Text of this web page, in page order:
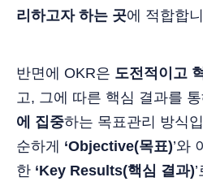
리하고자 하는 곳에 적합합
반면에 OKR은 도전적이고
고, 그에 따른 핵심 결과를 통
에 집중하는 목표관리 방식
순하게 ‘Objective(목표)’와
한 ‘Key Results(핵심 결과)